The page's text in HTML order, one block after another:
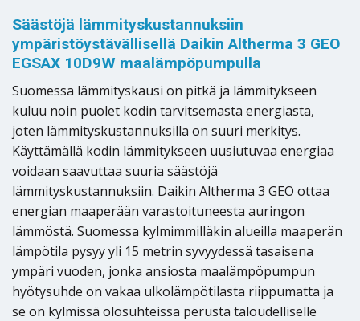
Säästöjä lämmityskustannuksiin
ympäristöystävällisellä Daikin Altherma 3 GEO
EGSAX 10D9W maalämpöpumpulla
Suomessa lämmityskausi on pitkä ja lämmitykseen
kuluu noin puolet kodin tarvitsemasta energiasta,
joten lämmityskustannuksilla on suuri merkitys.
Käyttämällä kodin lämmitykseen uusiutuvaa energiaa
voidaan saavuttaa suuria säästöjä
lämmityskustannuksiin. Daikin Altherma 3 GEO ottaa
energian maaperään varastoituneesta auringon
lämmöstä. Suomessa kylmimmilläkin alueilla maaperän
lämpötila pysyy yli 15 metrin syvyydessä tasaisena
ympäri vuoden, jonka ansiosta maalämpöpumpun
hyötysuhde on vakaa ulkolämpötilasta riippumatta ja
se on kylmissä olosuhteissa perusta taloudelliselle